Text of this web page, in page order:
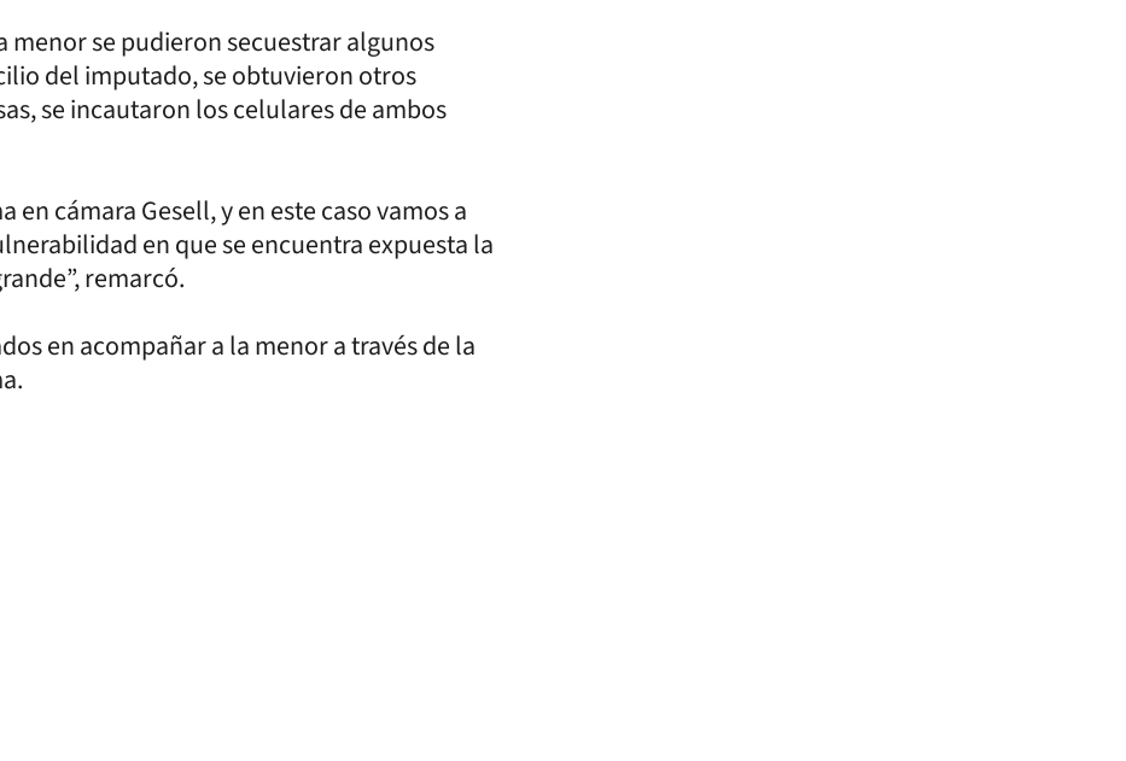
menor se pudieron secuestrar algunos
del imputado, se obtuvieron otros
se incautaron los celulares de ambos
cámara Gesell, y en este caso vamos a
en que se encuentra expuesta la
remarcó.
en acompañar a la menor a través de la